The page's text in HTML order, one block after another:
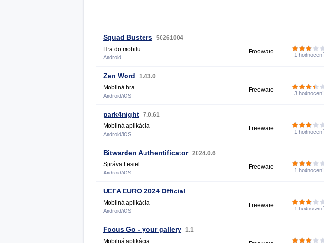
Squad Busters 50261004
Hra do mobilu
Android
Freeware 1 hodnocení
Zen Word
1.43.0
Mobilná hra
Android/iOS
Freeware 3 hodnocení
park4night 7.0.61
Mobilná aplikácia
Android/iOS
Freeware 1 hodnocení
Bitwarden Authentificator 2024.0.6
Správa hesiel
Android/iOS
Freeware 1 hodnocení
UEFA EURO 2024 Official
Mobilná aplikácia
Android/iOS
Freeware 1 hodnocení
Focus Go - your gallery 1.1
Mobilná aplikácia